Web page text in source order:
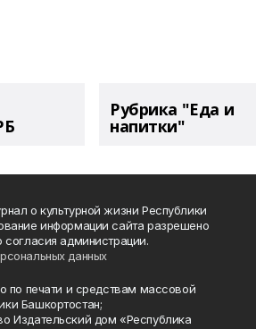
Рубрика "Еда и
напитки"
о культурной жизни Республики
информации сайта разрешено
согласия администрации.
данных
по печати и средствам массовой
Башкортостан;
Издательский дом «Республика